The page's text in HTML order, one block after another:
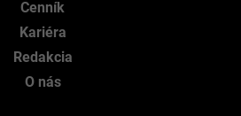
Cenník
Kariéra
Redakcia
O nás